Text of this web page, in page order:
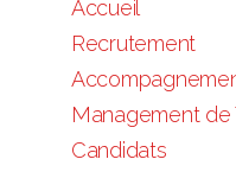
Accueil
Recrutement
Management de
Candidats